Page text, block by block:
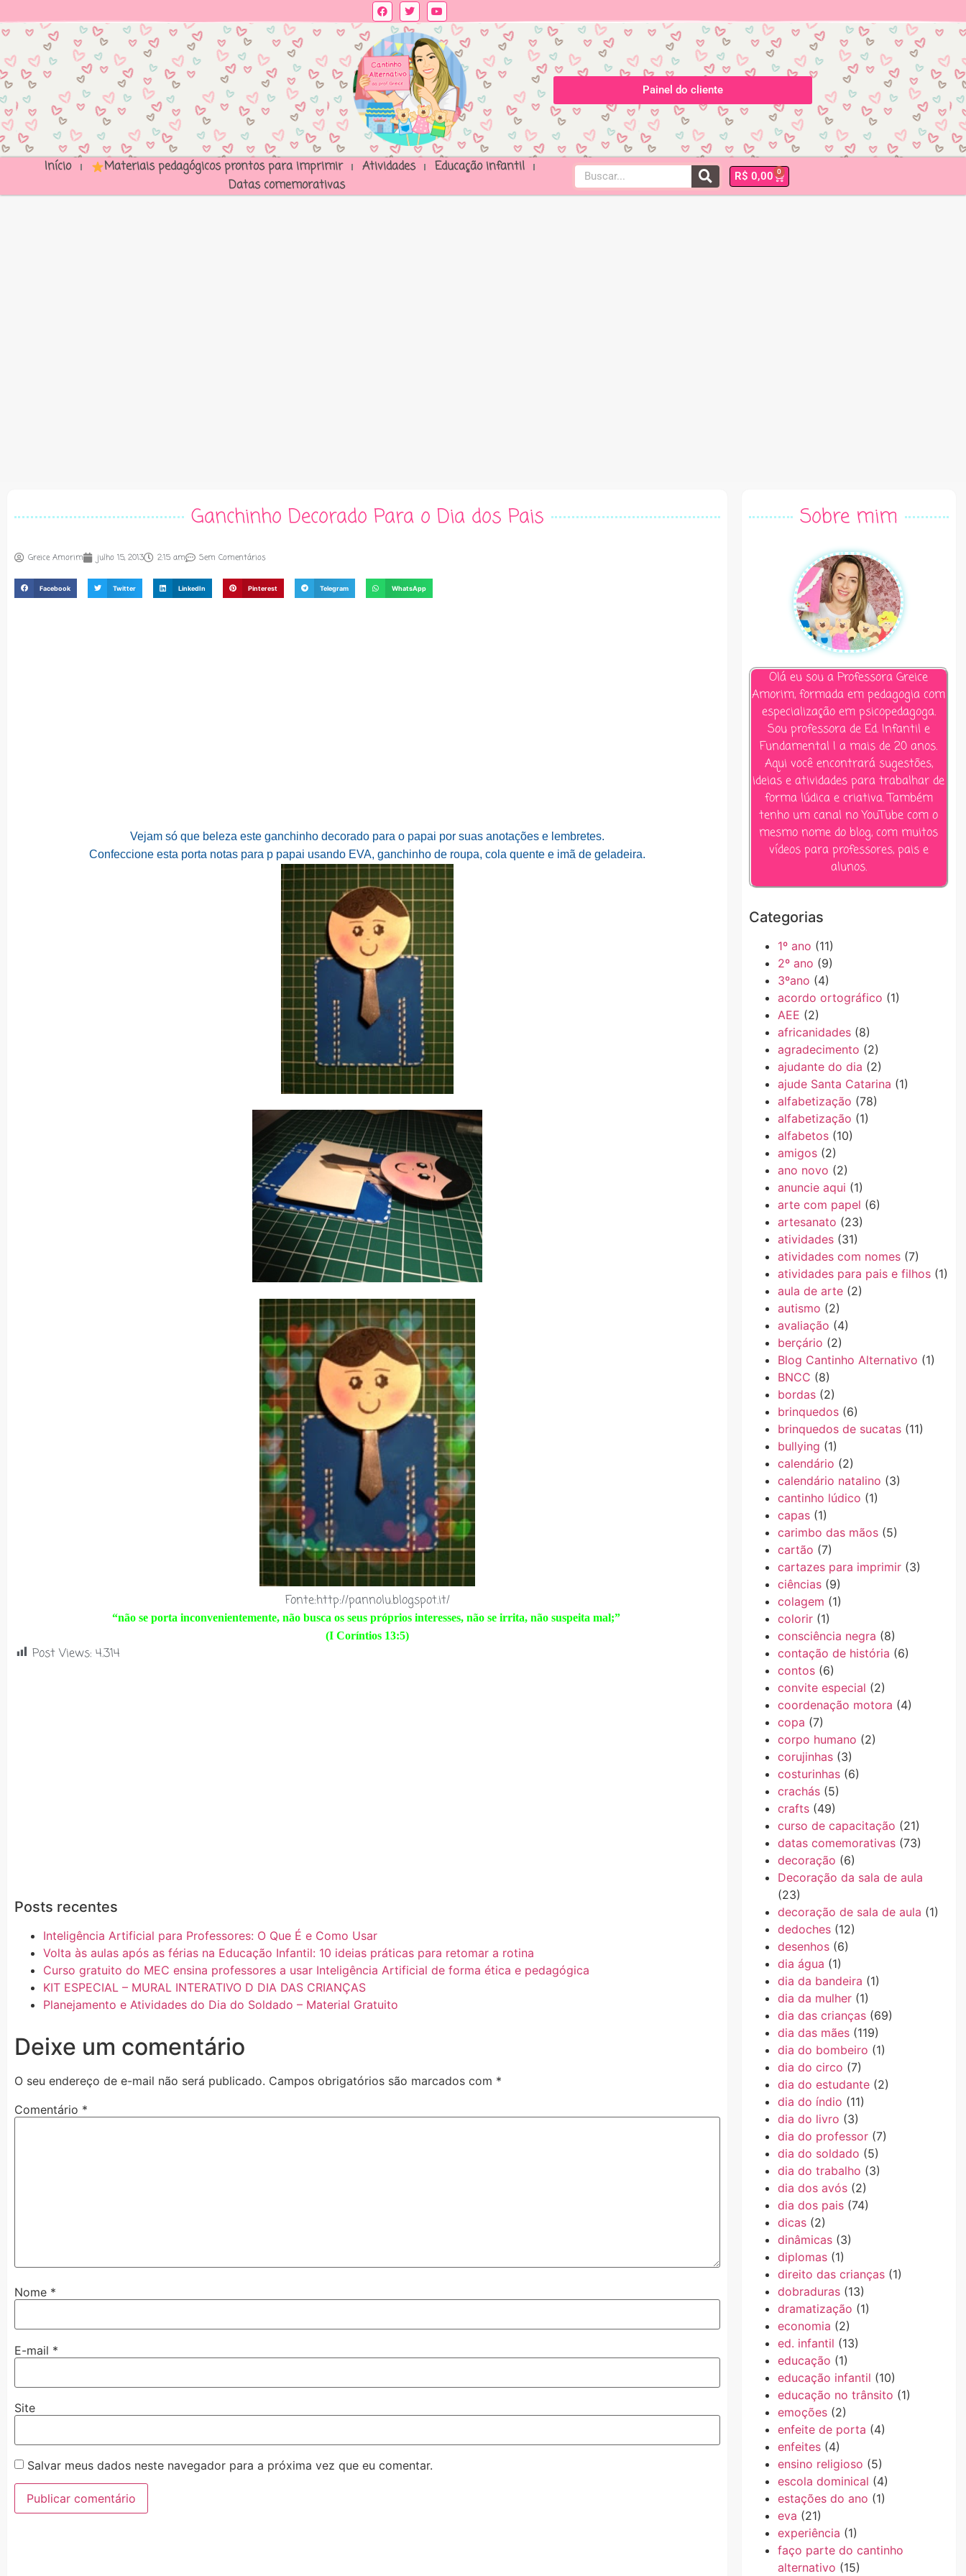
Painel do cliente
Início Materiais pedagógicos prontos para imprimir Atividades
Educação infantil
Datas comemorativas
R$ 0,00 0
Ganchinho Decorado Para o Dia dos Pais
Greice Amorim julho 15, 2013 2:15 am Sem Comentários
Facebook Twitter LinkedIn Pinterest Telegram WhatsApp
Vejam só que beleza este ganchinho decorado para o papai por suas anotações e lembretes.
Confeccione esta porta notas para p papai usando EVA, ganchinho de roupa, cola quente e imã de geladeira.
Fonte:http://pannolu.blogspot.it/
“não se porta inconvenientemente, não busca os seus próprios interesses, não se irrita, não suspeita mal;”
(I Coríntios 13:5)
Post Views: 4.314
Posts recentes
Inteligência Artificial para Professores: O Que É e Como Usar
Volta às aulas após as férias na Educação Infantil: 10 ideias práticas para retomar a rotina
Curso gratuito do MEC ensina professores a usar Inteligência Artificial de forma ética e pedagógica
KIT ESPECIAL – MURAL INTERATIVO D DIA DAS CRIANÇAS
Planejamento e Atividades do Dia do Soldado – Material Gratuito
Deixe um comentário
O seu endereço de e-mail não será publicado. Campos obrigatórios são marcados com *
Comentário *
Nome *
E-mail *
Site
Salvar meus dados neste navegador para a próxima vez que eu comentar.
Sobre mim
Olá eu sou a Professora Greice
Amorim, formada em pedagogia com
especialização em psicopedagoga.
Sou professora de Ed. Infantil e
Fundamental I a mais de 20 anos.
Aqui você encontrará sugestões,
ideias e atividades para trabalhar de
forma lúdica e criativa. Também
tenho um canal no YouTube com o
mesmo nome do blog, com muitos
vídeos para professores, pais e
alunos.
Categorias
1º ano (11)
2º ano (9)
3ºano (4)
acordo ortográfico (1)
AEE (2)
africanidades(8)
agradecimento (2)
ajudante do dia (2)
ajude Santa Catarina (1)
alfabetização (78)
alfabetização (1)
alfabetos(10)
amigos(2)
ano novo (2)
anuncie aqui (1)
arte com papel (6)
artesanato (23)
atividades(31)
atividades com nomes(7)
atividades para pais e filhos(1)
aula de arte(2)
autismo (2)
avaliação (4)
berçário (2)
Blog Cantinho Alternativo (1)
BNCC (8)
bordas(2)
brinquedos(6)
brinquedos de sucatas(11)
bullying (1)
calendário (2)
calendário natalino (3)
cantinho lúdico (1)
capas(1)
carimbo das mãos(5)
cartão (7)
cartazes para imprimir(3)
ciências(9)
colagem (1)
colorir(1)
consciência negra (8)
contação de história (6)
contos(6)
convite especial (2)
coordenação motora (4)
copa (7)
corpo humano (2)
corujinhas(3)
costurinhas(6)
crachás(5)
crafts(49)
curso de capacitação (21)
datas comemorativas(73)
decoração (6)
Decoração da sala de aula
(23)
decoração de sala de aula (1)
dedoches(12)
desenhos(6)
dia água (1)
dia da bandeira (1)
dia da mulher(1)
dia das crianças(69)
dia das mães(119)
dia do bombeiro (1)
dia do circo (7)
dia do estudante(2)
dia do índio (11)
dia do livro (3)
dia do professor(7)
dia do soldado (5)
dia do trabalho (3)
dia dos avós(2)
dia dos pais(74)
dicas(2)
dinâmicas(3)
diplomas(1)
direito das crianças(1)
dobraduras(13)
dramatização (1)
economia (2)
ed. infantil (13)
educação (1)
educação infantil (10)
educação no trânsito (1)
emoções(2)
enfeite de porta (4)
enfeites(4)
ensino religioso (5)
escola dominical (4)
estações do ano (1)
eva (21)
experiência (1)
faço parte do cantinho
alternativo (15)